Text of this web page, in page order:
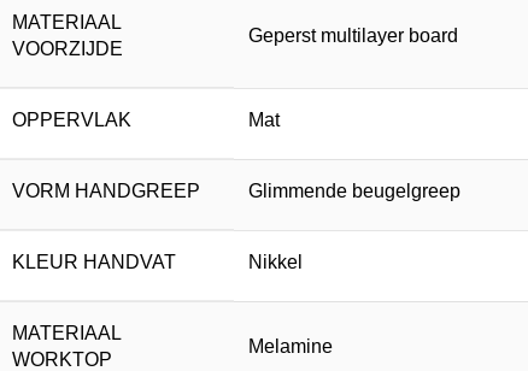
MATERIAAL
VOORZIJDE
Geperst multilayer board
OPPERVLAK Mat
VORM HANDGREEP Glimmende beugelgreep
KLEUR HANDVAT Nikkel
MATERIAAL
WORKTOP
Melamine